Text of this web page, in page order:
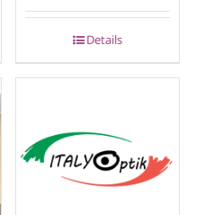
Details